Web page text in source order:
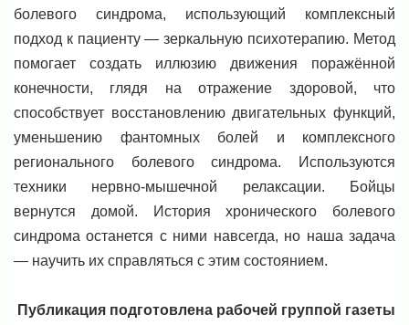
болевого синдрома, использующий комплексный
подход к пациенту — зеркальную психотерапию. Метод
помогает создать иллюзию движения поражённой
конечности, глядя на отражение здоровой, что
способствует восстановлению двигательных функций,
уменьшению фантомных болей и комплексного
регионального болевого синдрома. Используются
техники нервно-мышечной релаксации. Бойцы
вернутся домой. История хронического болевого
синдрома останется с ними навсегда, но наша задача
— научить их справляться с этим состоянием.
Публикация подготовлена рабочей группой газеты